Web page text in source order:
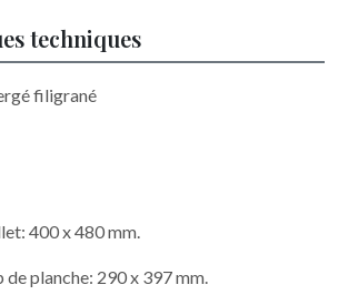
techniques
filigrané
400 x 480 mm.
de planche: 290 x 397 mm.